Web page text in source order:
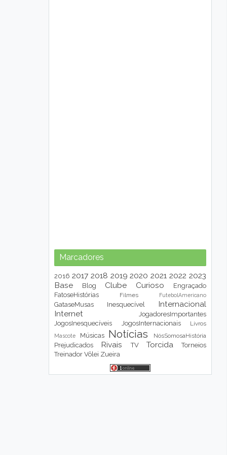
Marcadores
2016 2017 2018 2019 2020 2021 2022 2023
Base
Blog Clube Curioso
Engraçado
FatoseHistórias
Filmes FutebolAmericano
GataseMusas Inesquecível
Internacional
Internet
JogadoresImportantes
JogosInesquecíveis
JogosInternacionais Livros
Mascote Músicas Notícias NósSomosaHistória
Prejudicados Rivais TV Torcida
Torneios
Treinador Vôlei Zueira